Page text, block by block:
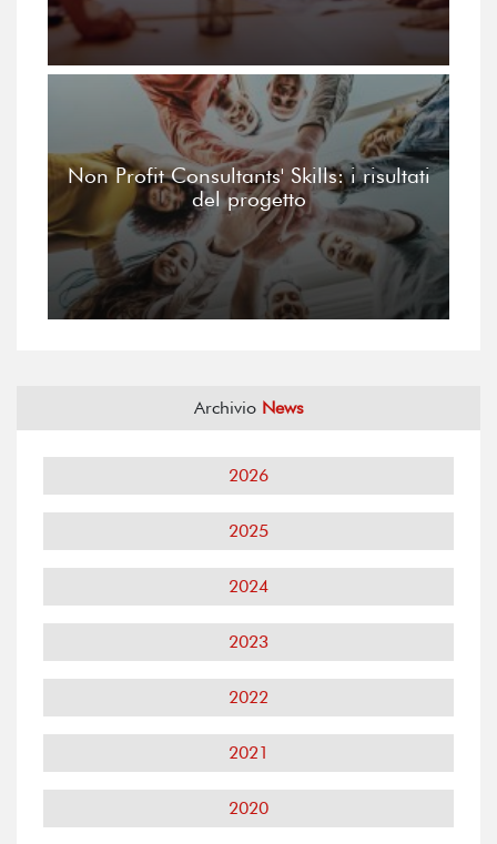
Non Profit Consultants' Skills: i risultati
del progetto
Archivio News
2026
2025
2024
2023
2022
2021
2020